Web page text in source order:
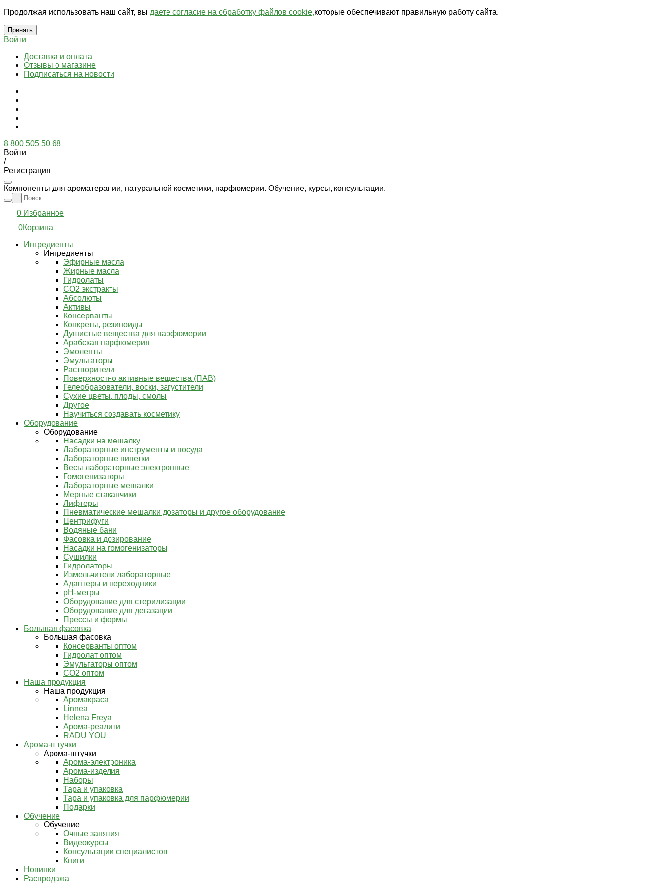
Продолжая использовать наш сайт, вы даете согласие на обработку файлов cookie,которые обеспечивают правильную работу сайта.
Принять
Войти
Доставка и оплата
Отзывы о магазине
Подписаться на новости
8 800 505 50 68
Войти
/
Регистрация
Компоненты для ароматерапии, натуральной косметики, парфюмерии. Обучение, курсы, консультации.
0 Избранное
0Корзина
Ингредиенты
Ингредиенты
Эфирные масла
Жирные масла
Гидролаты
СО2 экстракты
Абсолюты
Активы
Консерванты
Конкреты, резиноиды
Душистые вещества для парфюмерии
Арабская парфюмерия
Эмоленты
Эмульгаторы
Растворители
Поверхностно активные вещества (ПАВ)
Гелеобразователи, воски, загустители
Сухие цветы, плоды, смолы
Другое
Научиться создавать косметику
Оборудование
Оборудование
Насадки на мешалку
Лабораторные инструменты и посуда
Лабораторные пипетки
Весы лабораторные электронные
Гомогенизаторы
Лабораторные мешалки
Мерные стаканчики
Лифтеры
Пневматические мешалки дозаторы и другое оборудование
Центрифуги
Водяные бани
Фасовка и дозирование
Насадки на гомогенизаторы
Сушилки
Гидролаторы
Измельчители лабораторные
Адаптеры и переходники
pH-метры
Оборудование для стерилизации
Оборудование для дегазации
Прессы и формы
Большая фасовка
Большая фасовка
Консерванты оптом
Гидролат оптом
Эмульгаторы оптом
СО2 оптом
Наша продукция
Наша продукция
Аромакраса
Linnea
Helena Freya
Арома-реалити
RADU YOU
Арома-штучки
Арома-штучки
Арома-электроника
Арома-изделия
Наборы
Тара и упаковка
Тара и упаковка для парфюмерии
Подарки
Обучение
Обучение
Очные занятия
Видеокурсы
Консультации специалистов
Книги
Новинки
Распродажа